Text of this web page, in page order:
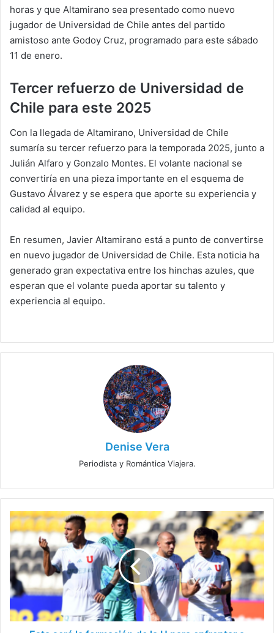
horas y que Altamirano sea presentado como nuevo
jugador de Universidad de Chile antes del partido
amistoso ante Godoy Cruz, programado para este sábado
11 de enero.
Tercer refuerzo de Universidad de
Chile para este 2025
Con la llegada de Altamirano, Universidad de Chile
sumaría su tercer refuerzo para la temporada 2025, junto a
Julián Alfaro y Gonzalo Montes. El volante nacional se
convertiría en una pieza importante en el esquema de
Gustavo Álvarez y se espera que aporte su experiencia y
calidad al equipo.
En resumen, Javier Altamirano está a punto de convertirse
en nuevo jugador de Universidad de Chile. Esta noticia ha
generado gran expectativa entre los hinchas azules, que
esperan que el volante pueda aportar su talento y
experiencia al equipo.
Denise Vera
Periodista y Romántica Viajera.
Esta
será
la
formación
de
la
U
para
enfrentar